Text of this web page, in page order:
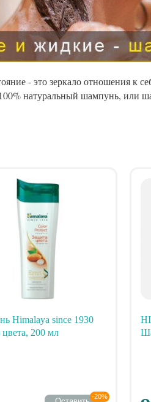
- это зеркало отношения к
натуральный шампунь, или
Himalaya since 1930
200 мл
-20%